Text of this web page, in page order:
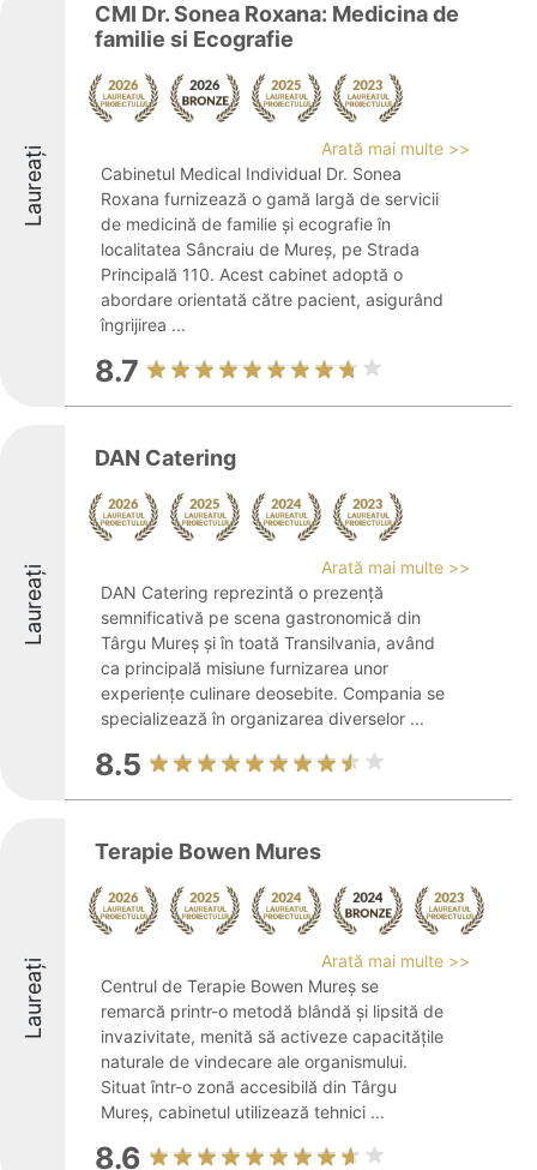
Laureați
CMI Dr. Sonea Roxana: Medicina de
familie si Ecografie
Arată mai multe >>
Cabinetul Medical Individual Dr. Sonea
Roxana furnizează o gamă largă de servicii
de medicină de familie și ecografie în
localitatea Sâncraiu de Mureș, pe Strada
Principală 110. Acest cabinet adoptă o
abordare orientată către pacient, asigurând
îngrijirea ...
8.7
Laureați
DAN Catering
Arată mai multe >>
DAN Catering reprezintă o prezență
semnificativă pe scena gastronomică din
Târgu Mureș și în toată Transilvania, având
ca principală misiune furnizarea unor
experiențe culinare deosebite. Compania se
specializează în organizarea diverselor ...
8.5
Laureați
Terapie Bowen Mures
Arată mai multe >>
Centrul de Terapie Bowen Mureș se
remarcă printr-o metodă blândă și lipsită de
invazivitate, menită să activeze capacitățile
naturale de vindecare ale organismului.
Situat într-o zonă accesibilă din Târgu
Mureș, cabinetul utilizează tehnici ...
8.6